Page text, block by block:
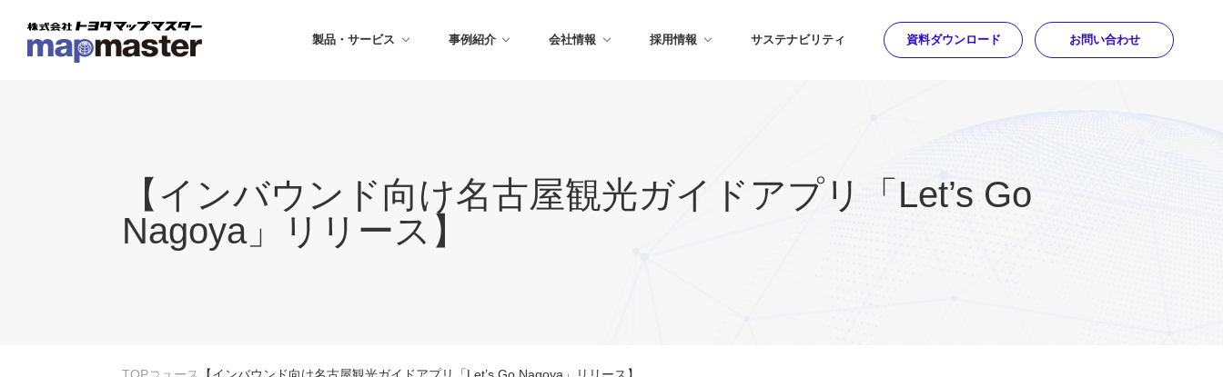
製品・サービス 事例紹介 会社情報 採用情報 サステナビリティ 資料ダウンロード お問い合わせ
【インバウンド向け名古屋観光ガイドアプリ「Let’s Go
Nagoya」リリース】